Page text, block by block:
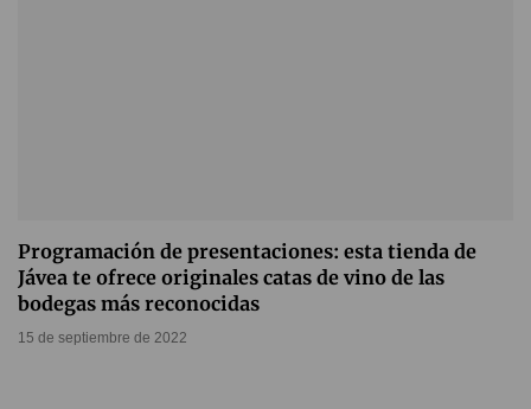
Programación de presentaciones: esta tienda de
Jávea te ofrece originales catas de vino de las
bodegas más reconocidas
15 de septiembre de 2022